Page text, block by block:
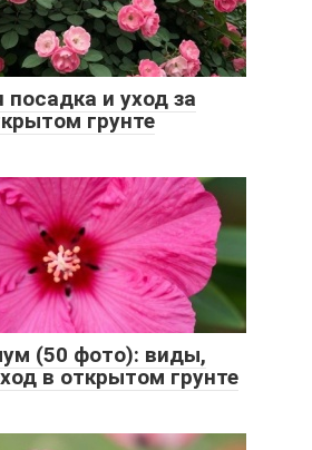
и уход за
грунте
(50 фото): виды,
в открытом грунте